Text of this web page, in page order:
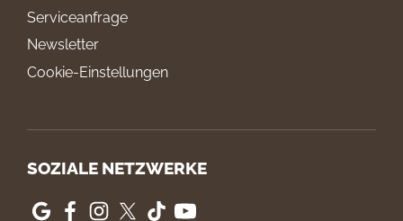
Serviceanfrage
Newsletter
Cookie-Einstellungen
SOZIALE NETZWERKE